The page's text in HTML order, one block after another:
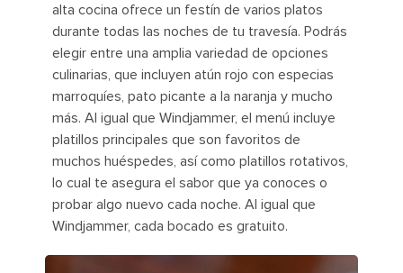
alta cocina ofrece un festín de varios platos
durante todas las noches de tu travesía. Podrás
elegir entre una amplia variedad de opciones
culinarias, que incluyen atún rojo con especias
marroquíes, pato picante a la naranja y mucho
más. Al igual que Windjammer, el menú incluye
platillos principales que son favoritos de
muchos huéspedes, así como platillos rotativos,
lo cual te asegura el sabor que ya conoces o
probar algo nuevo cada noche. Al igual que
Windjammer, cada bocado es gratuito.